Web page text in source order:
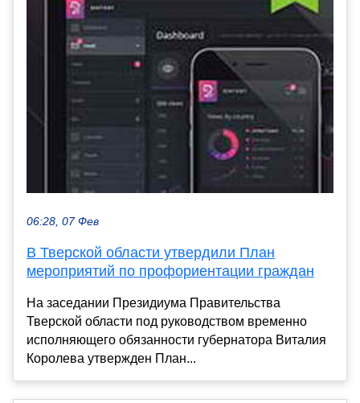
06:28, 07 Фев
В Тверской области утвердили План
мероприятий по профориентации граждан
На заседании Президиума Правительства
Тверской области под руководством временно
исполняющего обязанности губернатора Виталия
Королева утвержден План...